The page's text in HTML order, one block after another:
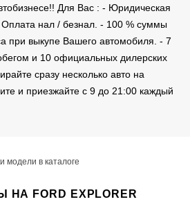
Для Вас : - Юридическая
Оплата нал / безнал. - 100 % суммы
при выкупе Вашего автомобиля. - 7
и 10 официальных дилерских
сразу несколько авто на
и приезжайте с 9 до 21:00 каждый
модели в каталоге
FORD EXPLORER